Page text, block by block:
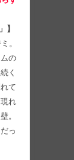
】
。
の
く
て
れ
。
っ